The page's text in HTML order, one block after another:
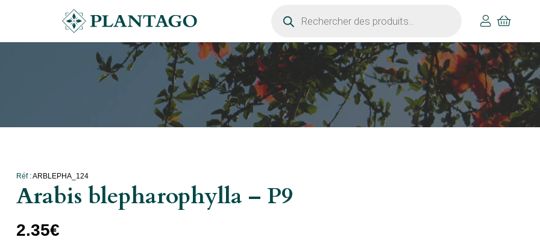
produits
Réf :ARBLEPHA_124
Arabis blepharophylla – P9
2.35€